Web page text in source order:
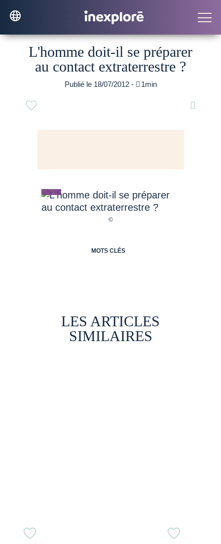
L'homme doit-il se préparer
au contact extraterrestre ?
Publié le 18/07/2012 -  1min

MOTS CLÉS
LES ARTICLES
SIMILAIRES